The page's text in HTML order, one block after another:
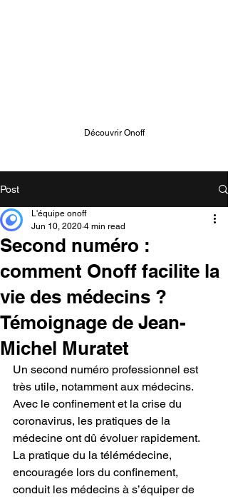
Découvrir Onoff
Post
Second numéro :
comment Onoff facilite la
vie des médecins ?
Témoignage de Jean-
Michel Muratet
L'équipe onoff
Jun 10, 2020 4 min read
Un second numéro professionnel est
très utile, notamment aux médecins.
Avec le confinement et la crise du
coronavirus, les pratiques de la
médecine ont dû évoluer rapidement.
La pratique du la télémédecine,
encouragée lors du confinement,
conduit les médecins à s’équiper de